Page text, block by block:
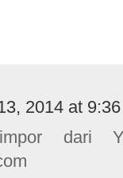
2014 at
dari